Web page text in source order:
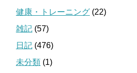
健康・トレーニング (22)
雑記 (57)
日記 (476)
未分類 (1)